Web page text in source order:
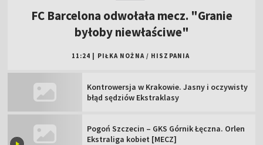
FC Barcelona odwołała mecz. "Granie
byłoby niewłaściwe"
11:24 | PIŁKA NOŻNA / HISZPANIA
Kontrowersja w Krakowie. Jasny i oczywisty
błąd sędziów Ekstraklasy
Pogoń Szczecin – GKS Górnik Łęczna. Orlen
Ekstraliga kobiet [MECZ]